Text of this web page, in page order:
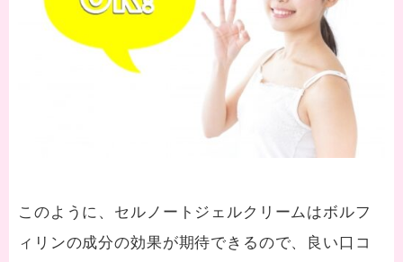
このように、セルノートジェルクリームはボルフ
ィリンの成分の効果が期待できるので、良い口コ